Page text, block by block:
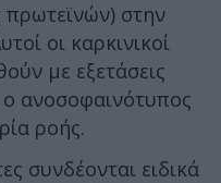
στην
οι καρκινικοί
με εξετάσεις
ανοσοφαινότυπος
ροής.
συνδέονται ειδικά